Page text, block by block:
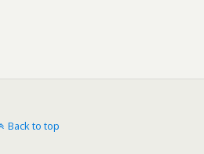
Back to top